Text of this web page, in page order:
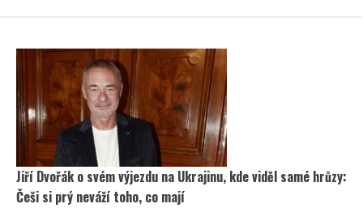
Jiří Dvořák o svém výjezdu na Ukrajinu, kde viděl samé hrůzy:
Češi si prý neváží toho, co mají